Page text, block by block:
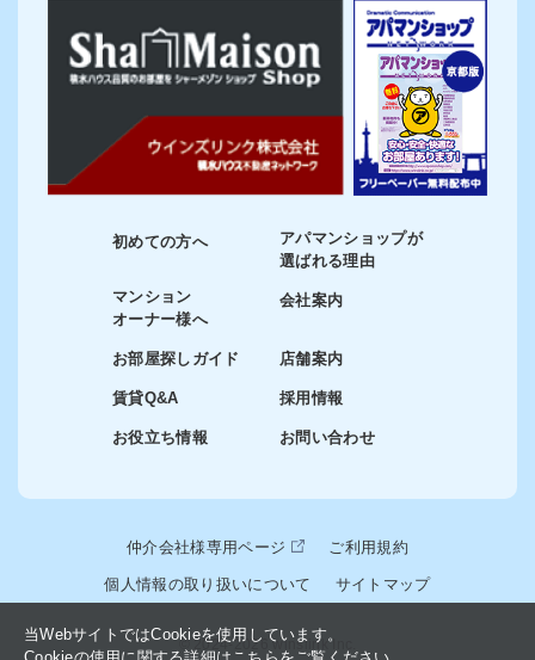
初めての方へ
マンション
オーナー様へ
お部屋探しガイド
賃貸Q&A
お役立ち情報
アパマンショップが
選ばれる理由
会社案内
店舗案内
採用情報
お問い合わせ
仲介会社様専用ページ ご利用規約
個人情報の取り扱いについて サイトマップ
© 2024-2026 winslink Inc.
当WebサイトではCookieを使用しています。